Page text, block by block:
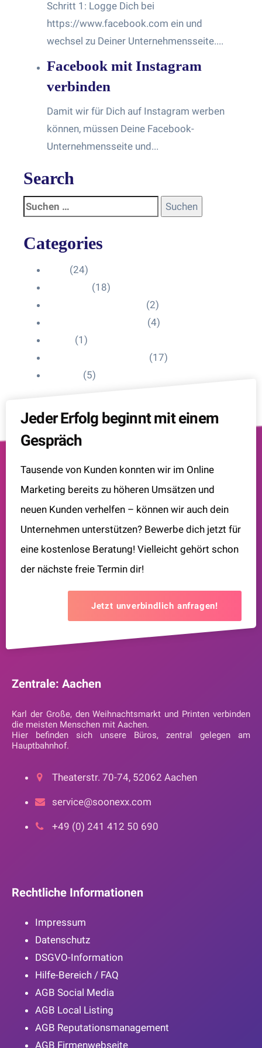
Schritt 1: Logge Dich bei
https://www.facebook.com ein und
wechsel zu Deiner Unternehmensseite....
Facebook mit Instagram
verbinden
Damit wir für Dich auf Instagram werben
können, müssen Deine Facebook-
Unternehmensseite und...
Search
Categories
(24)
(18)
(2)
(4)
(1)
(17)
(5)
Jeder Erfolg beginnt mit einem
Gespräch
Tausende von Kunden konnten wir im Online
Marketing bereits zu höheren Umsätzen und
neuen Kunden verhelfen – können wir auch dein
Unternehmen unterstützen? Bewerbe dich jetzt für
eine kostenlose Beratung! Vielleicht gehört schon
der nächste freie Termin dir!
Jetzt unverbindlich anfragen!
Zentrale: Aachen
Karl der Große, den Weihnachtsmarkt und Printen verbinden
die meisten Menschen mit Aachen.
Hier befinden sich unsere Büros, zentral gelegen am
Hauptbahnhof.
Theaterstr. 70-74, 52062 Aachen
service@soonexx.com
+49 (0) 241 412 50 690
Rechtliche Informationen
Impressum
Datenschutz
DSGVO-Information
Hilfe-Bereich / FAQ
AGB Social Media
AGB Local Listing
AGB Reputationsmanagement
AGB Firmenwebseite